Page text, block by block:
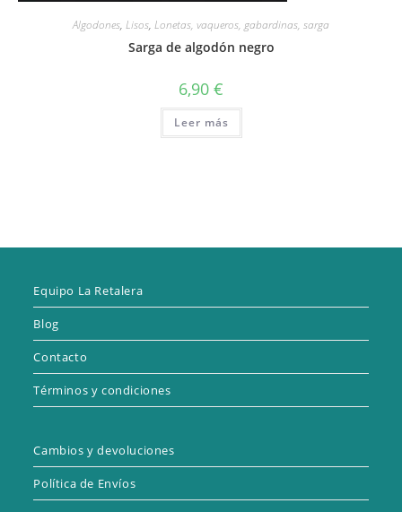
Algodones, Lisos, Lonetas, vaqueros, gabardinas, sarga
Sarga de algodón negro
6,90 €
Leer más
Equipo La Retalera
Blog
Contacto
Términos y condiciones
Cambios y devoluciones
Política de Envíos